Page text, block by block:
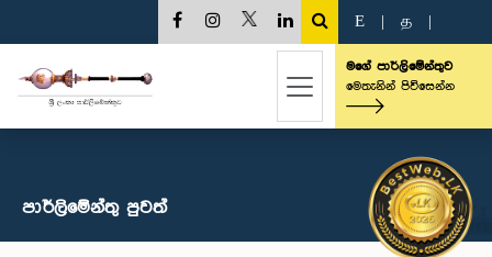
E த
මගේ පාර්ලිමේන්තුව
මෙතැනින් පිවිසෙන්න
පාර්ලි‌මේන්තු පුවත්